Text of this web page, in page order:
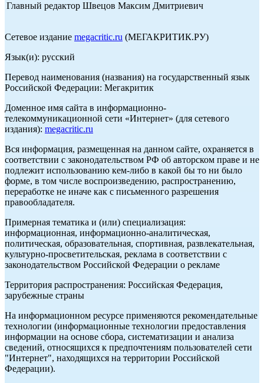
Главный редактор Швецов Максим Дмитриевич
Сетевое издание megacritic.ru (МЕГАКРИТИК.РУ)
Язык(и): русский
Перевод наименования (названия) на государственный язык
Российской Федерации: Мегакритик
Доменное имя сайта в информационно-
телекоммуникационной сети «Интернет» (для сетевого
издания): megacritic.ru
Вся информация, размещенная на данном сайте, охраняется в
соответствии с законодательством РФ об авторском праве и не
подлежит использованию кем-либо в какой бы то ни было
форме, в том числе воспроизведению, распространению,
переработке не иначе как с письменного разрешения
правообладателя.
Примерная тематика и (или) специализация:
информационная, информационно-аналитическая,
политическая, образовательная, спортивная, развлекательная,
культурно-просветительская, реклама в соответствии с
законодательством Российской Федерации о рекламе
Территория распространения: Российская Федерация,
зарубежные страны
На информационном ресурсе применяются рекомендательные
технологии (информационные технологии предоставления
информации на основе сбора, систематизации и анализа
сведений, относящихся к предпочтениям пользователей сети
"Интернет", находящихся на территории Российской
Федерации).